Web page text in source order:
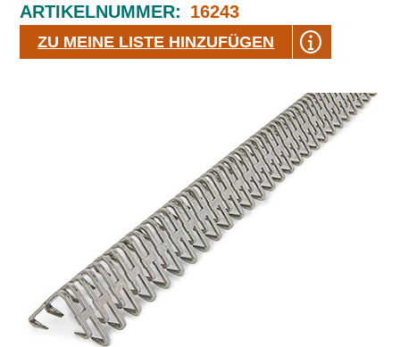
ARTIKELNUMMER: 16243
ZU MEINE LISTE HINZUFÜGEN